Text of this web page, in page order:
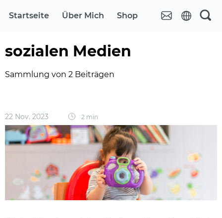
Startseite Über Mich Shop
sozialen Medien
Sammlung von 2 Beiträgen
22 Nov. 2023 2 min